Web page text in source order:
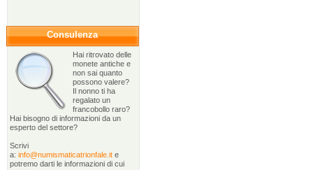
Consulenza
Hai ritrovato delle
monete antiche e
non sai quanto
possono valere?
Il nonno ti ha
regalato un
francobollo raro?
Hai bisogno di informazioni da un
esperto del settore?
Scrivi
a: info@numismaticatrionfale.it e
potremo darti le informazioni di cui